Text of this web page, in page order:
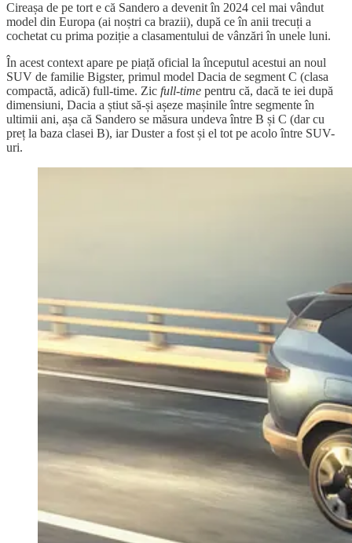
Cireașa de pe tort e că Sandero a devenit în 2024 cel mai vândut
model din Europa (ai noștri ca brazii), după ce în anii trecuți a
cochetat cu prima poziție a clasamentului de vânzări în unele luni.
În acest context apare pe piață oficial la începutul acestui an noul
SUV de familie Bigster, primul model Dacia de segment C (clasa
compactă, adică) full-time. Zic full-time pentru că, dacă te iei după
dimensiuni, Dacia a știut să-și așeze mașinile între segmente în
ultimii ani, așa că Sandero se măsura undeva între B și C (dar cu
preț la baza clasei B), iar Duster a fost și el tot pe acolo între SUV-
uri.